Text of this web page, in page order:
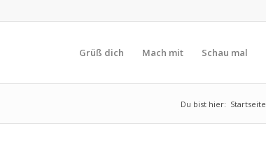
Grüß dich Mach mit Schau mal
Du bist hier: Startseite